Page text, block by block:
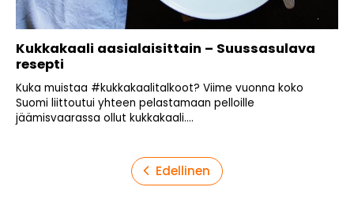
Kukkakaali aasialaisittain – Suussasulava
resepti
Kuka muistaa #kukkakaalitalkoot? Viime vuonna koko
Suomi liittoutui yhteen pelastamaan pelloille
jäämisvaarassa ollut kukkakaali....
Edellinen